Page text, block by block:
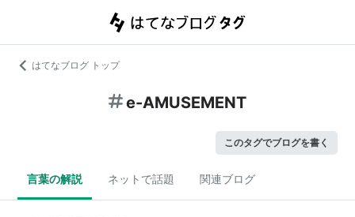
はてなブログ トップ
e-AMUSEMENT
このタグでブログを書く
言葉の解説 ネットで話題 関連ブログ